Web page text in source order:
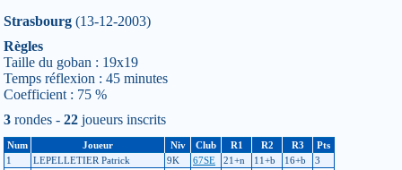
Strasbourg (13-12-2003)
Règles
Taille du goban : 19x19
Temps réflexion : 45 minutes
Coefficient : 75 %
3 rondes - 22 joueurs inscrits
Num Joueur Niv Club R1 R2 R3
Pts
1
LEPELLETIER Patrick 9K 67SE 21+n 11+b 16+b
3